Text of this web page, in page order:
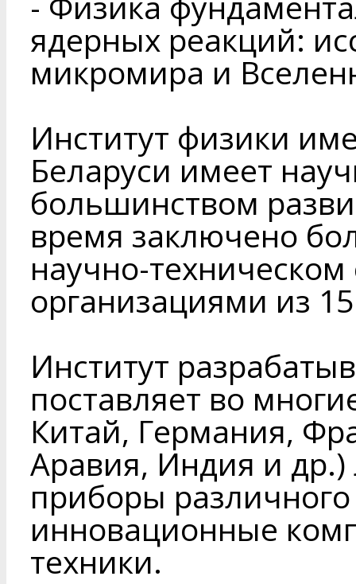
ядерных реакций:
микромира и
Институт физики
Беларуси имеет
большинством
время заключено
научно-техническом
организациями из
Институт
поставляет во
Китай, Германия,
Аравия, Индия и
приборы
инновационные
техники.